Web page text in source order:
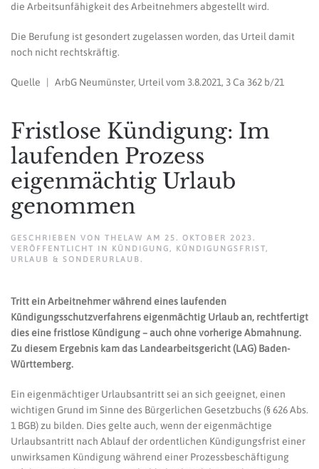
die Arbeitsunfähigkeit des Arbeitnehmers abgestellt wird.
Die Berufung ist gesondert zugelassen worden, das Urteil damit
noch nicht rechtskräftig.
Quelle | ArbG Neumünster, Urteil vom 3.8.2021, 3 Ca 362 b/21
Fristlose Kündigung: Im
laufenden Prozess
eigenmächtig Urlaub
genommen
GESCHRIEBEN VON THELAW AM 25. OKTOBER 2023 .
VERÖFFENTLICHT IN KÜNDIGUNG , KÜNDIGUNGSFRIST,
URLAUB & SONDERURLAUB .
Tritt ein Arbeitnehmer während eines laufenden
Kündigungsschutzverfahrens eigenmächtig Urlaub an, rechtfertigt
dies eine fristlose Kündigung – auch ohne vorherige Abmahnung.
Zu diesem Ergebnis kam das Landearbeitsgericht (LAG) Baden-
Württemberg.
Ein eigenmächtiger Urlaubsantritt sei an sich geeignet, einen
wichtigen Grund im Sinne des Bürgerlichen Gesetzbuchs (§ 626 Abs.
1 BGB) zu bilden. Dies gelte auch, wenn der eigenmächtige
Urlaubsantritt nach Ablauf der ordentlichen Kündigungsfrist einer
unwirksamen Kündigung während einer Prozessbeschäftigung